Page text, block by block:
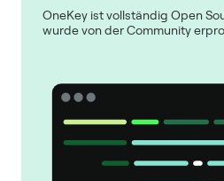
OneKey ist vollständig Open
wurde von der Community